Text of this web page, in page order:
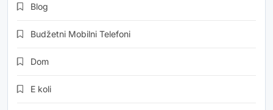
Blog
Budžetni Mobilni Telefoni
Dom
E koli